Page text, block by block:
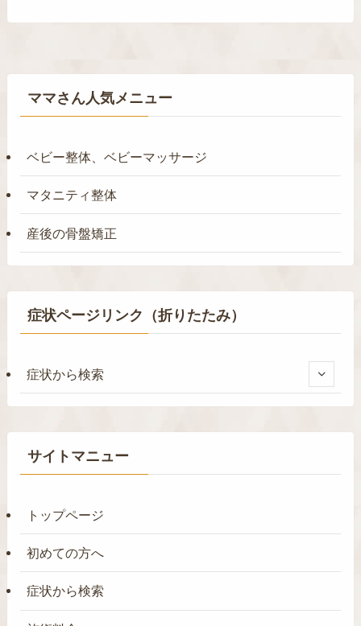
ママさん人気メニュー
ベビー整体、ベビーマッサージ
マタニティ整体
産後の骨盤矯正
症状ページリンク（折りたたみ）
症状から検索
サイトマニュー
トップページ
初めての方へ
症状から検索